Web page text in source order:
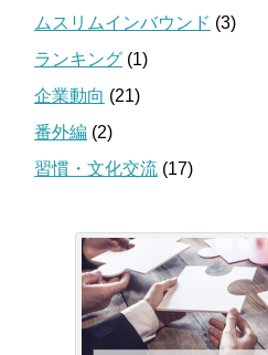
ムスリムインバウンド (3)
ランキング (1)
企業動向 (21)
番外編 (2)
習慣・文化交流 (17)